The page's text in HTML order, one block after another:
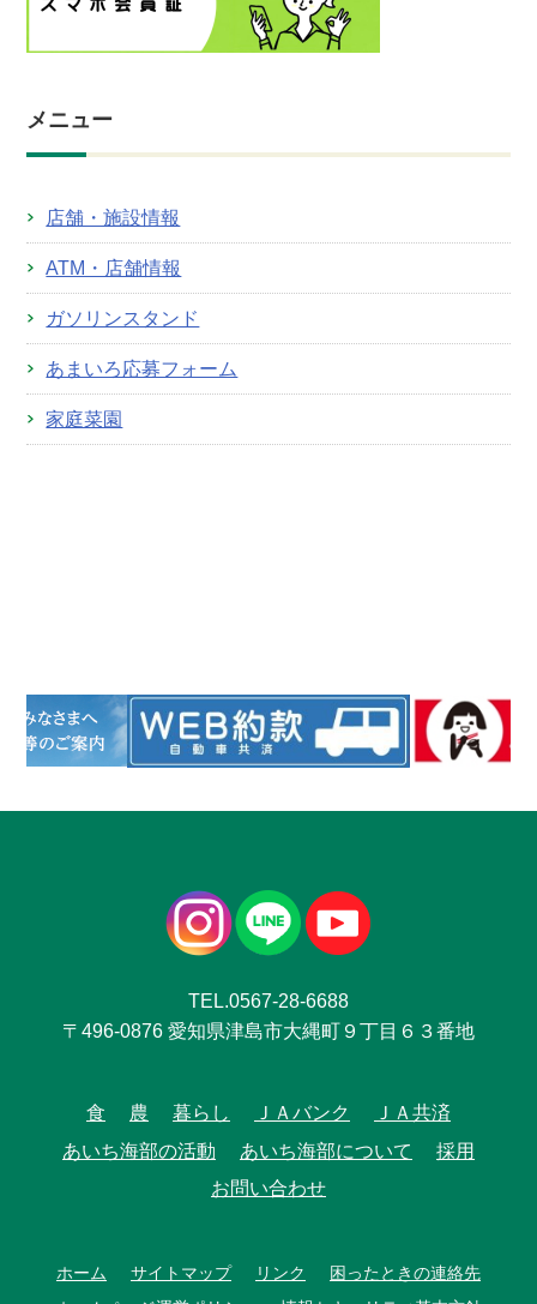
メニュー
店舗・施設情報
ATM・店舗情報
ガソリンスタンド
あまいろ応募フォーム
家庭菜園
TEL.0567-28-6688
〒496-0876 愛知県津島市大縄町９丁目６３番地
食 農 暮らし ＪＡバンク
ＪＡ共済
あいち海部の活動
あいち海部について
採用
お問い合わせ
ホーム サイトマップ リンク
困ったときの連絡先